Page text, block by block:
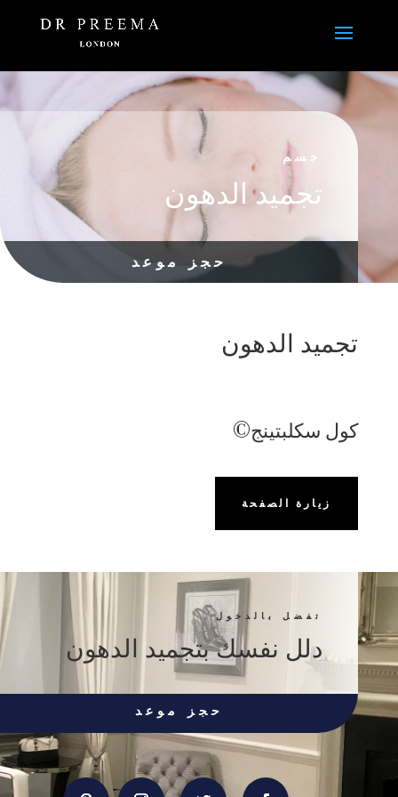
جسم
تجميد الدهون
حجز موعد
تجميد الدهون
كول سكلبتينج©
زيارة الصفحة
تفضل بالدخول
دلل نفسك بتجميد الدهون
حجز موعد